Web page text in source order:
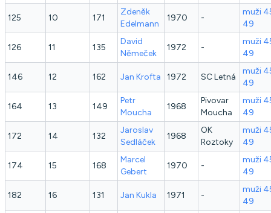
125 10 171
Zdeněk
Edelmann
1970 -
muži
49
126 11 135
David
Němeček
1972 -
muži
49
146 12 162 Jan Krofta 1972 SC Letná
muži
49
164 13 149
Petr
Moucha
1968
Pivovar
Moucha
muži
49
172 14 132
Jaroslav
Sedláček
1968
OK
Roztoky
muži
49
174 15 168
Marcel
Gebert
1970 -
muži
49
182 16 131 Jan Kukla 1971 -
muži
49